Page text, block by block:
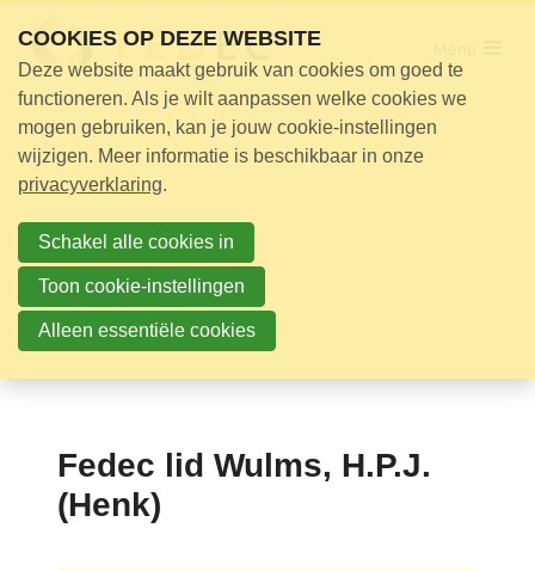
links
over
Jump
to
navigation
to
main
Fedec lid Wulms, H.P.J.
(Henk)
Adviseur nodig?
Opleidingen
Bijeenkomsten
Over ons
Nieuwsbrief
Nieuws
Zoek
COOKIES OP DEZE WEBSITE
Deze website maakt gebruik van cookies om goed te
functioneren. Als je wilt aanpassen welke cookies we
mogen gebruiken, kan je jouw cookie-instellingen
wijzigen. Meer informatie is beschikbaar in onze
privacyverklaring.
Schakel alle cookies in
Toon cookie-instellingen
Alleen essentiële cookies